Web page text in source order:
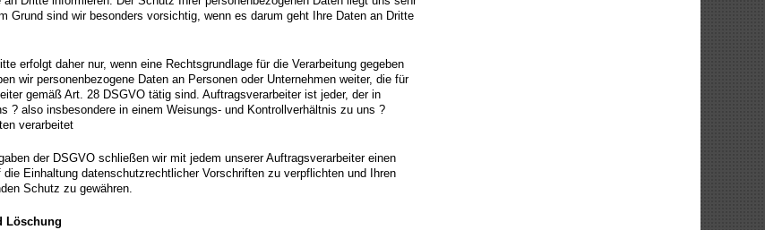
Grund sind wir besonders vorsichtig, wenn es darum geht Ihre Daten an Dritte
erfolgt daher nur, wenn eine Rechtsgrundlage für die Verarbeitung gegeben
wir personenbezogene Daten an Personen oder Unternehmen weiter, die für
gemäß Art. 28 DSGVO tätig sind. Auftragsverarbeiter ist jeder, der in
? also insbesondere in einem Weisungs- und Kontrollverhältnis zu uns ?
verarbeitet
der DSGVO schließen wir mit jedem unserer Auftragsverarbeiter einen
die Einhaltung datenschutzrechtlicher Vorschriften zu verpflichten und Ihren
Schutz zu gewähren.
Löschung